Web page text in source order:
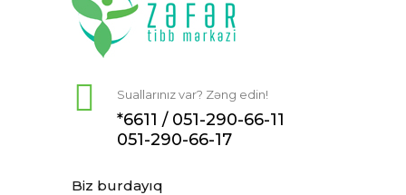
Suallarınız var? Zəng edin!
*6611 / 051-290-66-11
051-290-66-17
Biz burdayıq